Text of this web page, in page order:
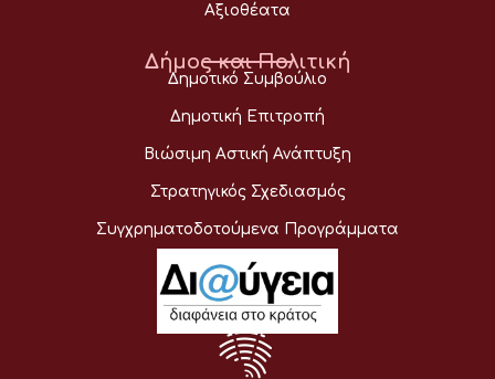
Αξιοθέατα
Δήμος και Πολιτική
Δημοτικό Συμβούλιο
Δημοτική Επιτροπή
Βιώσιμη Αστική Ανάπτυξη
Στρατηγικός Σχεδιασμός
Συγχρηματοδοτούμενα Προγράμματα